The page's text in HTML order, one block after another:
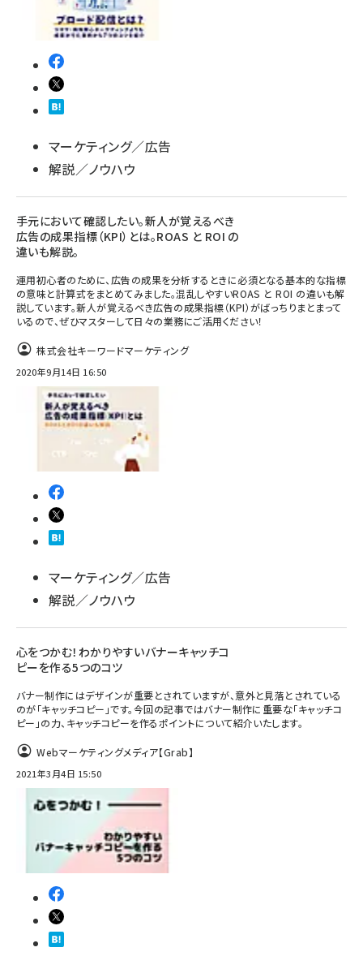
マーケティング／広告
解説／ノウハウ
手元において確認したい。新人が覚えるべき
広告の成果指標（KPI）とは。ROAS と ROI の
違いも解説。
運用初心者のために、広告の成果を分析するときに必須となる基本的な指標
の意味と計算式をまとめてみました。混乱しやすいROAS と ROI の違いも解
説しています。新人が覚えるべき広告の成果指標（KPI）がばっちりまとまって
いるので、ぜひマスターして日々の業務にご活用ください！
株式会社キーワードマーケティング
2020年9月14日 16:50
マーケティング／広告
解説／ノウハウ
心をつかむ！わかりやすいバナーキャッチコ
ピーを作る5つのコツ
バナー制作にはデザインが重要とされていますが、意外と見落とされている
のが「キャッチコピー」です。今回の記事ではバナー制作に重要な「キャッチコ
ピー」の力、キャッチコピーを作るポイントについて紹介いたします。
Webマーケティングメディア【Grab】
2021年3月4日 15:50